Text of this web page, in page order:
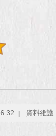
資料維護